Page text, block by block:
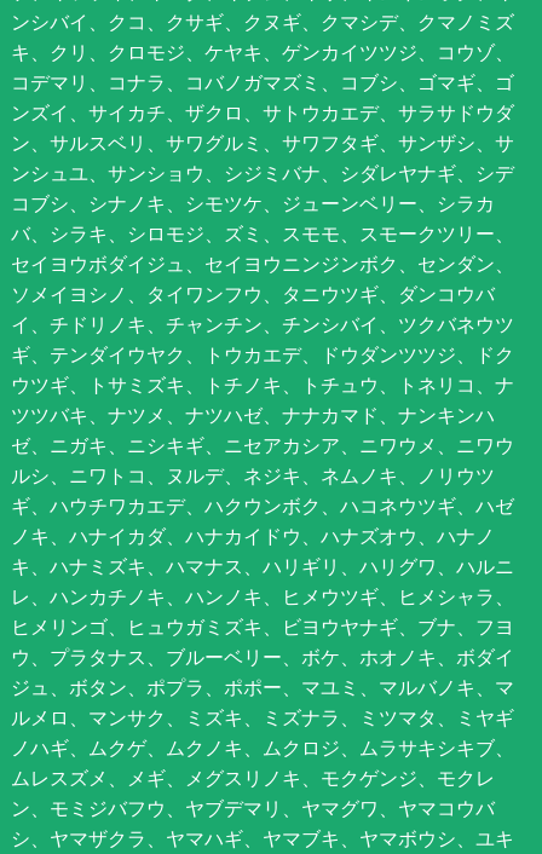
ンシバイ、クコ、クサギ、クヌギ、クマシデ、クマノミズ
キ、クリ、クロモジ、ケヤキ、ゲンカイツツジ、コウゾ、
コデマリ、コナラ、コバノガマズミ、コブシ、ゴマギ、ゴ
ンズイ、サイカチ、ザクロ、サトウカエデ、サラサドウダ
ン、サルスベリ、サワグルミ、サワフタギ、サンザシ、サ
ンシュユ、サンショウ、シジミバナ、シダレヤナギ、シデ
コブシ、シナノキ、シモツケ、ジューンベリー、シラカ
バ、シラキ、シロモジ、ズミ、スモモ、スモークツリー、
セイヨウボダイジュ、セイヨウニンジンボク、センダン、
ソメイヨシノ、タイワンフウ、タニウツギ、ダンコウバ
イ、チドリノキ、チャンチン、チンシバイ、ツクバネウツ
ギ、テンダイウヤク、トウカエデ、ドウダンツツジ、ドク
ウツギ、トサミズキ、トチノキ、トチュウ、トネリコ、ナ
ツツバキ、ナツメ、ナツハゼ、ナナカマド、ナンキンハ
ゼ、ニガキ、ニシキギ、ニセアカシア、ニワウメ、ニワウ
ルシ、ニワトコ、ヌルデ、ネジキ、ネムノキ、ノリウツ
ギ、ハウチワカエデ、ハクウンボク、ハコネウツギ、ハゼ
ノキ、ハナイカダ、ハナカイドウ、ハナズオウ、ハナノ
キ、ハナミズキ、ハマナス、ハリギリ、ハリグワ、ハルニ
レ、ハンカチノキ、ハンノキ、ヒメウツギ、ヒメシャラ、
ヒメリンゴ、ヒュウガミズキ、ビヨウヤナギ、ブナ、フヨ
ウ、プラタナス、ブルーベリー、ボケ、ホオノキ、ボダイ
ジュ、ボタン、ポプラ、ポポー、マユミ、マルバノキ、マ
ルメロ、マンサク、ミズキ、ミズナラ、ミツマタ、ミヤギ
ノハギ、ムクゲ、ムクノキ、ムクロジ、ムラサキシキブ、
ムレスズメ、メギ、メグスリノキ、モクゲンジ、モクレ
ン、モミジバフウ、ヤブデマリ、ヤマグワ、ヤマコウバ
シ、ヤマザクラ、ヤマハギ、ヤマブキ、ヤマボウシ、ユキ